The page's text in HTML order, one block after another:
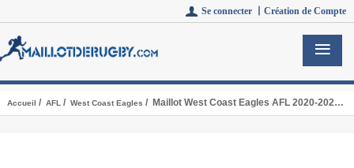
Se connecter 丨 Création de Compte
Accueil / AFL / West Coast Eagles / Maillot West Coast Eagles AFL 2020-2021 Domicile